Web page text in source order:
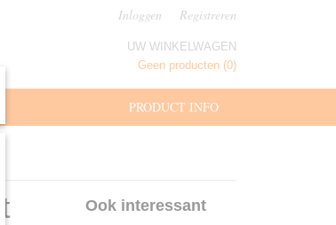
Inloggen Registreren
UW WINKELWAGEN
Geen producten (0)
PRODUCT INFO
Ook interessant